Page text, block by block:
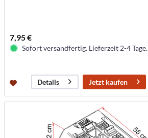
7,95 €
Sofort versandfertig. Lieferzeit 2-4 Tage.
Details Jetzt kaufen